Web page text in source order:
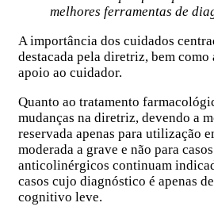
melhores ferramentas de
A importância dos cuidados
destacada pela diretriz, bem como
apoio ao cuidador.
Quanto ao tratamento
mudanças na diretriz, devendo a
reservada apenas para utilização
moderada a grave e não para
anticolinérgicos continuam
casos cujo diagnóstico é apenas
cognitivo leve.